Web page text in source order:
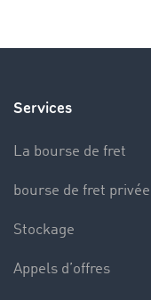
Services
La bourse de fret
bourse de fret privée
Stockage
Appels d’offres